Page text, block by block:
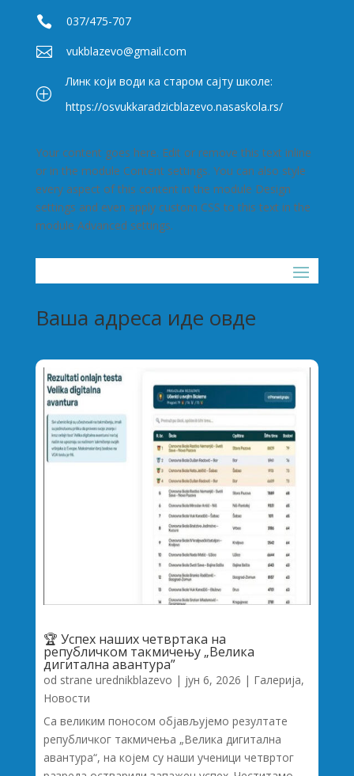
 037/475-707
 vukblazevo@gmail.com
P
Линк који води ка старом сајту школе:
https://osvukkaradzicblazevo.nasaskola.rs/
Your content goes here. Edit or remove this text inline
or in the module Content settings. You can also style
every aspect of this content in the module Design
settings and even apply custom CSS to this text in the
module Advanced settings.
Ваша адреса иде овде
🏆 Успех наших четвртака на
републичком такмичењу „Велика
дигитална авантура”
od strane urednikblazevo | јун 6, 2026 | Галерија,
Новости
Са великим поносом објављујемо резултате
републичког такмичења „Велика дигитална
авантура“, на којем су наши ученици четвртог